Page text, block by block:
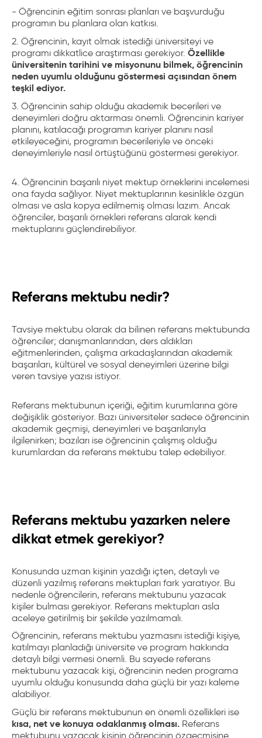
- Öğrencinin eğitim sonrası planları ve başvurduğu
programın bu planlara olan katkısı.
2. Öğrencinin, kayıt olmak istediği üniversiteyi ve
programı dikkatlice araştırması gerekiyor. Özellikle
üniversitenin tarihini ve misyonunu bilmek, öğrencinin
neden uyumlu olduğunu göstermesi açısından önem
teşkil ediyor.
3. Öğrencinin sahip olduğu akademik becerileri ve
deneyimleri doğru aktarması önemli. Öğrencinin kariyer
planını, katılacağı programın kariyer planını nasıl
etkileyeceğini, programın becerileriyle ve önceki
deneyimleriyle nasıl örtüştüğünü göstermesi gerekiyor.
4. Öğrencinin başarılı niyet mektup örneklerini incelemesi
ona fayda sağlıyor. Niyet mektuplarının kesinlikle özgün
olması ve asla kopya edilmemiş olması lazım. Ancak
öğrenciler, başarılı örnekleri referans alarak kendi
mektuplarını güçlendirebiliyor.
Referans mektubu nedir?
Tavsiye mektubu olarak da bilinen referans mektubunda
öğrenciler; danışmanlarından, ders aldıkları
eğitmenlerinden, çalışma arkadaşlarından akademik
başarıları, kültürel ve sosyal deneyimleri üzerine bilgi
veren tavsiye yazısı istiyor.
Referans mektubunun içeriği, eğitim kurumlarına göre
değişiklik gösteriyor. Bazı üniversiteler sadece öğrencinin
akademik geçmişi, deneyimleri ve başarılarıyla
ilgilenirken; bazıları ise öğrencinin çalışmış olduğu
kurumlardan da referans mektubu talep edebiliyor.
Referans mektubu yazarken nelere
dikkat etmek gerekiyor?
Konusunda uzman kişinin yazdığı içten, detaylı ve
düzenli yazılmış referans mektupları fark yaratıyor. Bu
nedenle öğrencilerin, referans mektubunu yazacak
kişiler bulması gerekiyor. Referans mektupları asla
aceleye getirilmiş bir şekilde yazılmamalı.
Öğrencinin, referans mektubu yazmasını istediği kişiye,
katılmayı planladığı üniversite ve program hakkında
detaylı bilgi vermesi önemli. Bu sayede referans
mektubunu yazacak kişi, öğrencinin neden programa
uyumlu olduğu konusunda daha güçlü bir yazı kaleme
alabiliyor.
Güçlü bir referans mektubunun en önemli özellikleri ise
kısa, net ve konuya odaklanmış olması. Referans
mektubunu yazacak kişinin öğrencinin özgeçmişine